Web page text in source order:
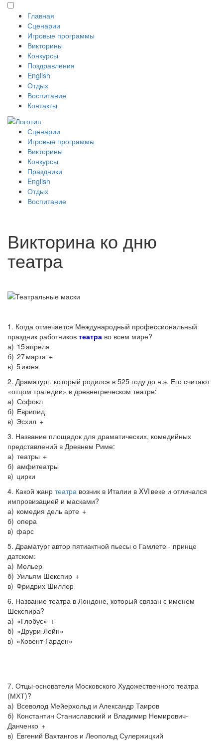
Главная
Сценарии
Игровые программы
Викторины
Конкурсы
Поздравления
English
Отдых
Воспитание
Контакты
Сценарии
Игровые программы
Викторины
Конкурсы
Праздники
English
Отдых
Воспитание
Викторина ко дню
театра
1. Когда отмечается Международный профессиональный
праздник работников театра во всем мире?
а) 15 апреля
б) 27 марта +
в) 5 июня
2. Драматург, который родился в 525 году до н.э. Его считают
«отцом трагедии» в древнегреческом театре:
а) Софокл
б) Еврипид
в) Эсхил +
3. Название площадок для драматических, комедийных
представлений в Древнем Риме:
а) театры +
б) амфитеатры
в) цирки
4. Какой жанр театра возник в Италии в XVI веке и отличался
импровизацией и масками?
а) комедия дель арте +
б) опера
в) фарс
5. Драматург автор пятиактной пьесы о Гамлете - принце
датском:
а) Мольер
б) Уильям Шекспир +
в) Фридрих Шиллер
6. Название театра в Лондоне, который связан с именем
Шекспира?
а) «Глобус» +
б) «Друри-Лейн»
в) «Ковент-Гарден»
7. Отцы-основатели Московского Художественного театра
(МХТ)?
а) Всеволод Мейерхольд и Александр Таиров
б) Константин Станиславский и Владимир Немирович-
Данченко +
в) Евгений Вахтангов и Леопольд Сулержицкий